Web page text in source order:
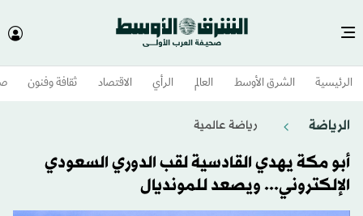
الرئيسية الشرق الأوسط​ العالم الرأي الاقتصاد ثقافة وفنون
الرياضة رياضة عالمية
أبو مكة يهدي القادسية لقب الدوري السعودي
الإلكتروني... ويصعد للمونديال